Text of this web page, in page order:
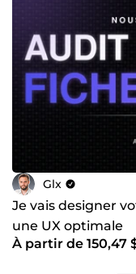
Glx
Je vais designer
une UX optimale
À partir de 150,47